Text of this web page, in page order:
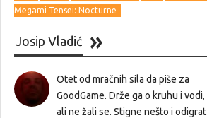
Megami Tensei: Nocturne
Josip Vladić
Otet od mračnih sila da piše za
GoodGame. Drže ga o kruhu i vodi,
ali ne žali se. Stigne nešto i odigrat